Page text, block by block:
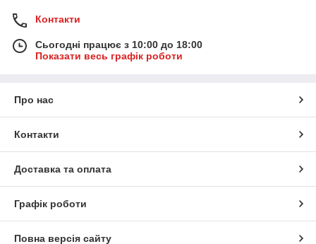
Контакти
Сьогодні працює з 10:00 до 18:00
Показати весь графік роботи
Про нас
Контакти
Доставка та оплата
Графік роботи
Повна версія сайту